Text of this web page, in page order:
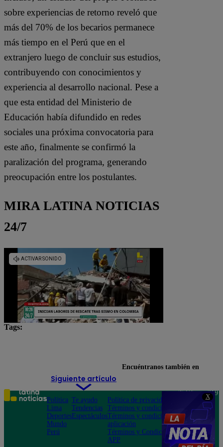
X
sobre experiencias de retorno reveló que
más del 70% de los becarios permanece
más tiempo en el Perú que en el
extranjero luego de concluir sus estudios,
contribuyendo con conocimientos y
experiencia al desarrollo nacional. Pese a
que esta entidad del Ministerio de
Educación había difundido en redes
sociales una próxima convocatoria para
este año, finalmente se confirmó la
paralización del programa, generando
preocupación entre los postulantes.
MIRA LATINA NOTICIAS
24/7
Tags:
Siguiente artículo
Encuéntranos también en
Política
Lima
Deportes
Mundo
Perú
Te ayudo
Tendencias
Espectáculos
Política de privacidad
Términos y condiciones
Términos y condiciones
aplicación
Términos y Condiciones
APP
Teléfono: 219
Av. San
Felipe 968
Jesús María